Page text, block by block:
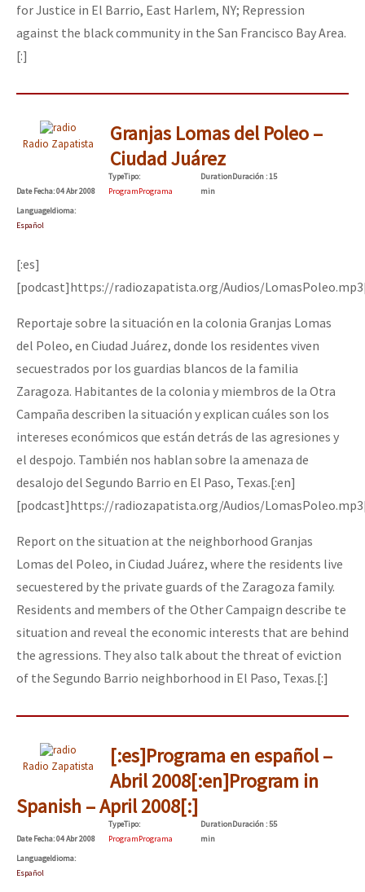
for Justice in El Barrio, East Harlem, NY; Repression
against the black community in the San Francisco Bay Area.
[:]
Radio Zapatista
Granjas Lomas del Poleo –
Ciudad Juárez
DateFecha: 04 Abr 2008
TypeTipo:
ProgramPrograma
DurationDuración: 15
min
LanguageIdioma:
Español
[:es]
[podcast]https://radiozapatista.org/Audios/
Reportaje sobre la situación en la colonia Granjas Lomas
del Poleo, en Ciudad Juárez, donde los residentes viven
secuestrados por los guardias blancos de la familia
Zaragoza. Habitantes de la colonia y miembros de la Otra
Campaña describen la situación y explican cuáles son los
intereses económicos que están detrás de las agresiones y
el despojo. También nos hablan sobre la amenaza de
desalojo del Segundo Barrio en El Paso, Texas.[:en]
[podcast]https://radiozapatista.org/Audios/
Report on the situation at the neighborhood Granjas
Lomas del Poleo, in Ciudad Juárez, where the residents live
secuestered by the private guards of the Zaragoza family.
Residents and members of the Other Campaign describe te
situation and reveal the economic interests that are behind
the agressions. They also talk about the threat of eviction
of the Segundo Barrio neighborhood in El Paso, Texas.[:]
Radio Zapatista
[:es]Programa en español –
Abril 2008[:en]Program in
Spanish – April 2008[:]
DateFecha: 04 Abr 2008
TypeTipo:
ProgramPrograma
DurationDuración: 55
min
LanguageIdioma:
Español